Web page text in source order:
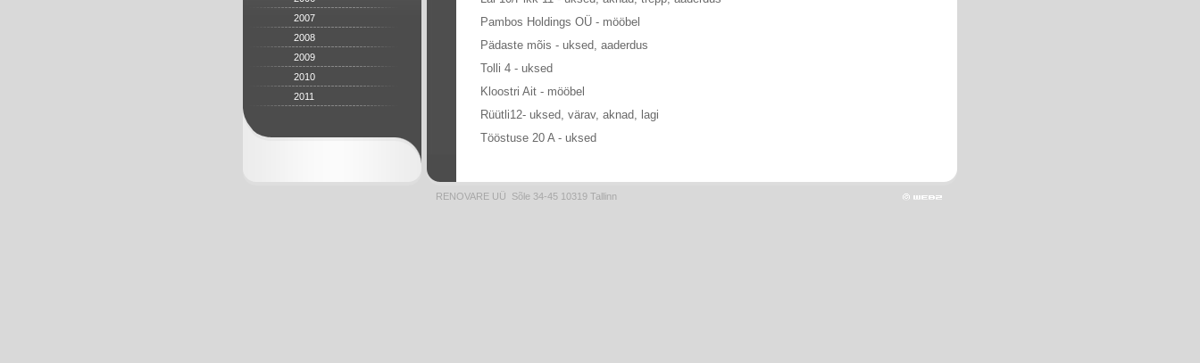
2007
2008
2009
2010
2011
Pambos Holdings OÜ - mööbel
Pädaste mõis - uksed, aaderdus
Tolli 4 - uksed
Kloostri Ait - mööbel
Rüütli12- uksed, värav, aknad, lagi
Tööstuse 20 A - uksed
RENOVARE UÜ Sõle 34-45 10319 Tallinn